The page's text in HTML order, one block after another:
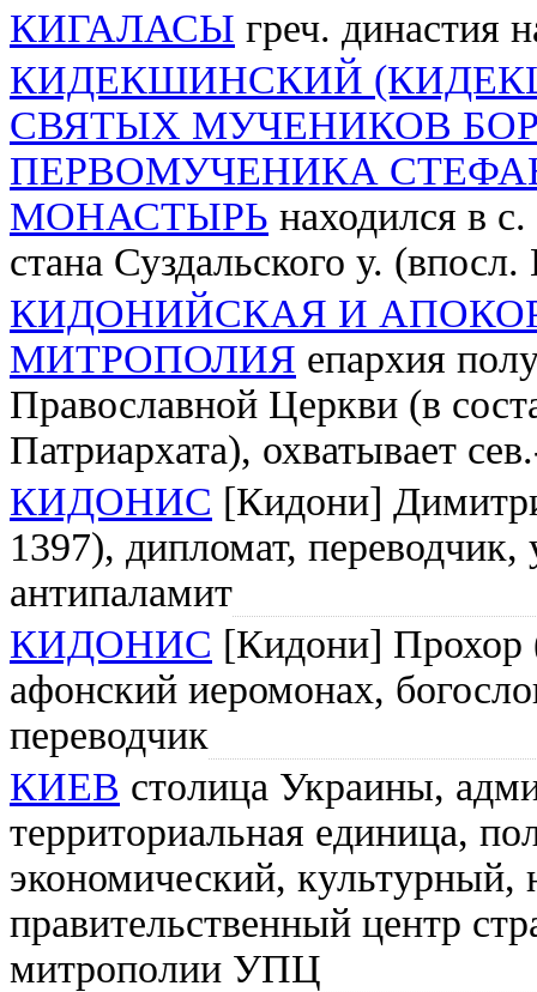
КИГАЛАСЫ греч. династия
КИДЕКШИНСКИЙ
СВЯТЫХ МУЧЕНИКОВ
ПЕРВОМУЧЕНИКА
МОНАСТЫРЬ находился в
стана Суздальского у.
КИДОНИЙСКАЯ И
МИТРОПОЛИЯ епархия
Православной Церкви (в
Патриархата), охватывает
КИДОНИС [Кидони]
1397), дипломат,
антипаламит
КИДОНИС [Кидони] Прохор
афонский иеромонах,
переводчик
КИЕВ столица Украины,
территориальная единица,
экономический, культурный,
правительственный центр
митрополии УПЦ